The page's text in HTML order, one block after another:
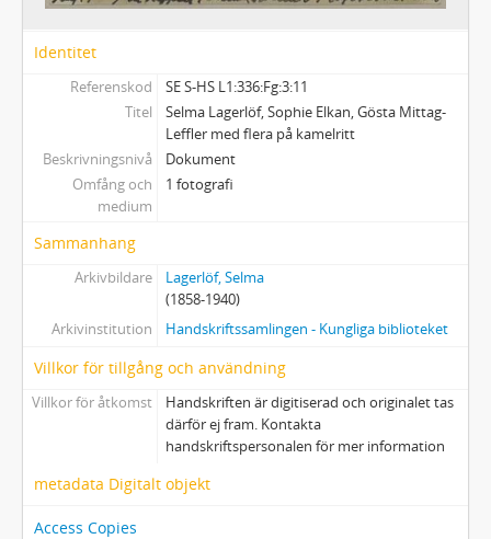
Ft - Fotografier från teaterföreställningar. Svenska respektive utländska
337 - BILDER
338 - NILS AFZELIUS LAGERLÖFMATERIAL
339 - VALBORG OLANDERS LAGERLÖFMATERIAL
340 - SELMA LAGERLÖF-SÄLLSKAPET
341 - SOPHIE ELKANS ANTECKNINGAR
Identitet
Referenskod
SE S-HS L1:336:Fg:3:11
Titel
Selma Lagerlöf, Sophie Elkan, Gösta Mittag-
Leffler med flera på kamelritt
Beskrivningsnivå
Dokument
Omfång och
medium
1 fotografi
Sammanhang
Arkivbildare
Lagerlöf, Selma
(1858-1940)
Arkivinstitution
Handskriftssamlingen - Kungliga biblioteket
Villkor för tillgång och användning
Villkor för åtkomst
Handskriften är digitiserad och originalet tas
därför ej fram. Kontakta
handskriftspersonalen för mer information
metadata Digitalt objekt
Access Copies